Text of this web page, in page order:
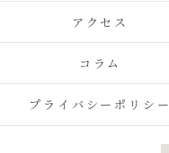
アクセス
コラム
プライバシーポリシー